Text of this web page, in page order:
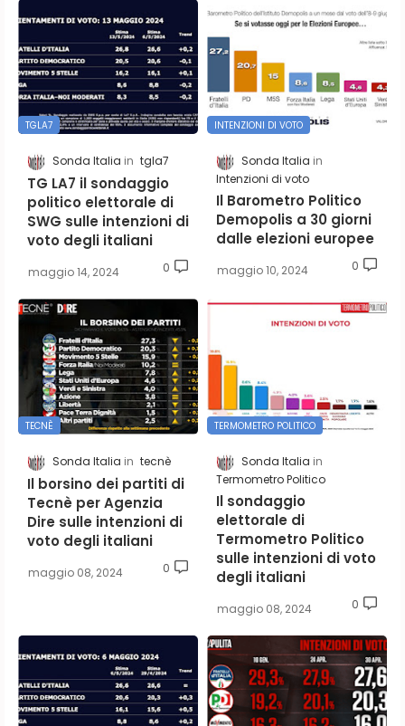
TGLA7
Sonda Italia tgla7
TG LA7 il sondaggio
politico elettorale di
SWG sulle intenzioni di
voto degli italiani
maggio 14, 2024 0
INTENZIONI DI VOTO
Sonda Italia
Intenzioni di voto
Il Barometro Politico
Demopolis a 30 giorni
dalle elezioni europee
maggio 10, 2024 0
TECNÈ
Sonda Italia tecnè
Il borsino dei partiti di
Tecnè per Agenzia
Dire sulle intenzioni di
voto degli italiani
maggio 08, 2024 0
TERMOMETRO POLITICO
Sonda Italia
Termometro Politico
Il sondaggio
elettorale di
Termometro Politico
sulle intenzioni di voto
degli italiani
maggio 08, 2024 0